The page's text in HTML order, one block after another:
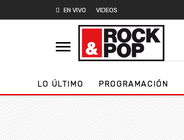
EN VIVO VIDEOS
LO ÚLTIMO PROGRAMACIÓN